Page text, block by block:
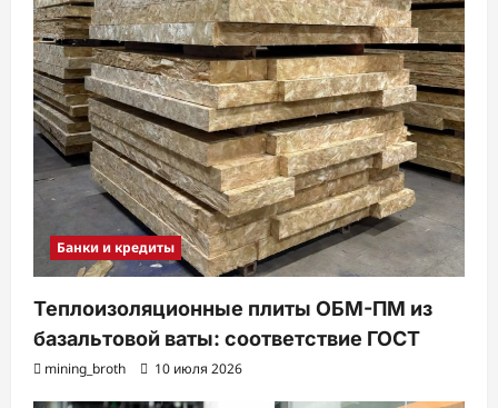
Банки и кредиты
Теплоизоляционные плиты ОБМ-ПМ из
базальтовой ваты: соответствие ГОСТ
mining_broth 10 июля 2026